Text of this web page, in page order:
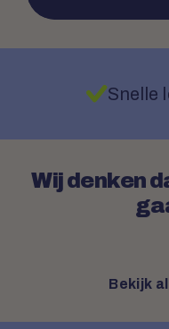
Snelle
Wij denken
Bekijk